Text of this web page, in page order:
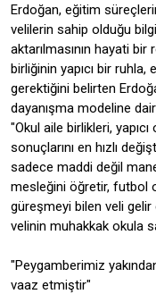
Erdoğan, eğitim
velilerin sahip olduğu
aktarılmasının hayati bir
birliğinin yapıcı bir
gerektiğini belirten
dayanışma modeline
"Okul aile birlikleri,
sonuçlarını en hızlı
sadece maddi değil
mesleğini öğretir, futbol
güreşmeyi bilen veli
velinin muhakkak okula
"Peygamberimiz
vaaz etmiştir"